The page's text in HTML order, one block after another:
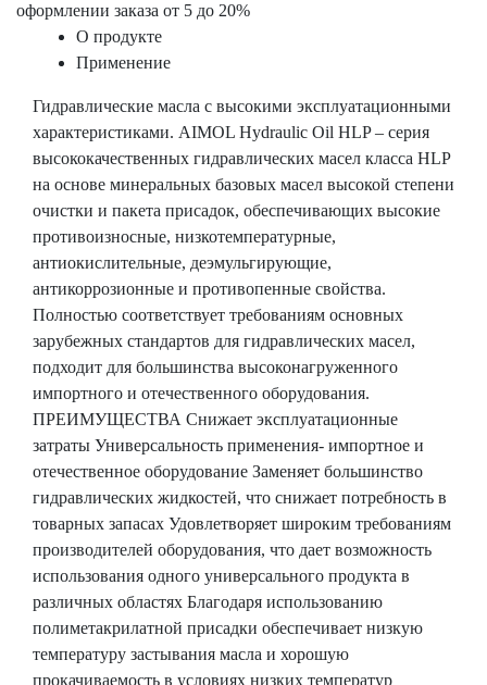
оформлении заказа от 5 до 20%
О продукте
Применение
Гидравлические масла с высокими эксплуатационными
характеристиками. AIMOL Hydraulic Oil HLP – серия
высококачественных гидравлических масел класса HLP
на основе минеральных базовых масел высокой степени
очистки и пакета присадок, обеспечивающих высокие
противоизносные, низкотемпературные,
антиокислительные, деэмульгирующие,
антикоррозионные и противопенные свойства.
Полностью соответствует требованиям основных
зарубежных стандартов для гидравлических масел,
подходит для большинства высоконагруженного
импортного и отечественного оборудования.
ПРЕИМУЩЕСТВА Снижает эксплуатационные
затраты Универсальность применения- импортное и
отечественное оборудование Заменяет большинство
гидравлических жидкостей, что снижает потребность в
товарных запасах Удовлетворяет широким требованиям
производителей оборудования, что дает возможность
использования одного универсального продукта в
различных областях Благодаря использованию
полиметакрилатной присадки обеспечивает низкую
температуру застывания масла и хорошую
прокачиваемость в условиях низких температур